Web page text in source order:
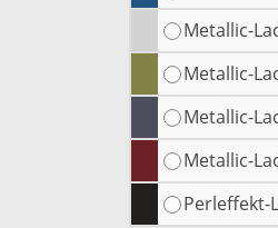
Metallic-
Metallic-
Metallic-
Metallic-
Perleffekt-